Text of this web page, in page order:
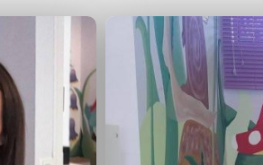
ευρωπαϊκά και ελληνικά
και παράγοντες που
μητρικό θηλασμό στην
μέχρι την σχολική ηλικία
άλλα προβλήματα κατά την